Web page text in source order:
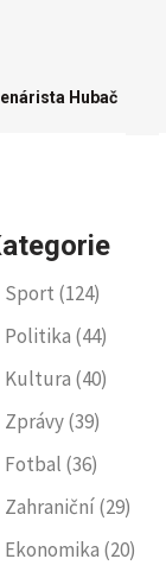
Hubač
Sport (124)
Politika (44)
Kultura (40)
Zprávy(39)
Fotbal (36)
Zahraniční(29)
Ekonomika (20)